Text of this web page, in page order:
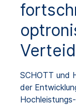
SCHOTT und
der